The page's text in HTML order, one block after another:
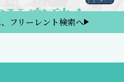
フリーレント検索へ